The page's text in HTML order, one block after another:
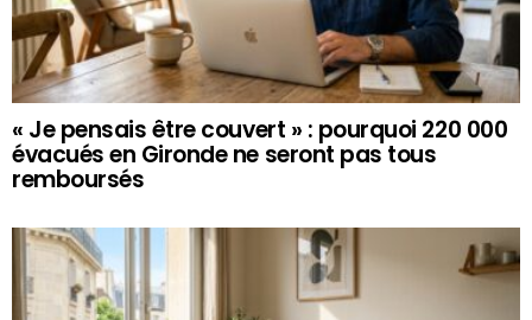
« Je pensais être couvert » : pourquoi 220 000
évacués en Gironde ne seront pas tous
remboursés